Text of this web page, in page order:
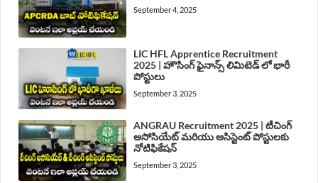
September 4, 2025
LIC HFL Apprentice Recruitment
2025 | హౌసింగ్ ఫైనాన్స్ లిమిటెడ్ లో భారీ
పోస్టులు
September 3, 2025
ANGRAU Recruitment 2025 | టీచింగ్
అసోసియేట్ మరియు అసిస్టెంట్ పోస్టులకు
నోటిఫికేషన్
September 3, 2025